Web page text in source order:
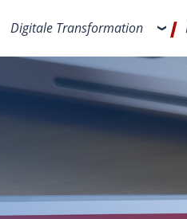
Digitale Transformation